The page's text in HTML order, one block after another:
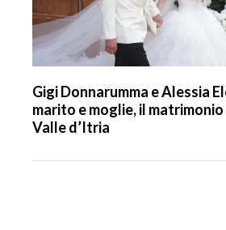
Gigi Donnarumma e Alessia
marito e moglie, il
Valle d’Itria